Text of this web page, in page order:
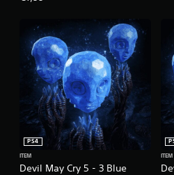
Devil May Cry 5 - 3 Blue
PS4
ITEM
ITEM